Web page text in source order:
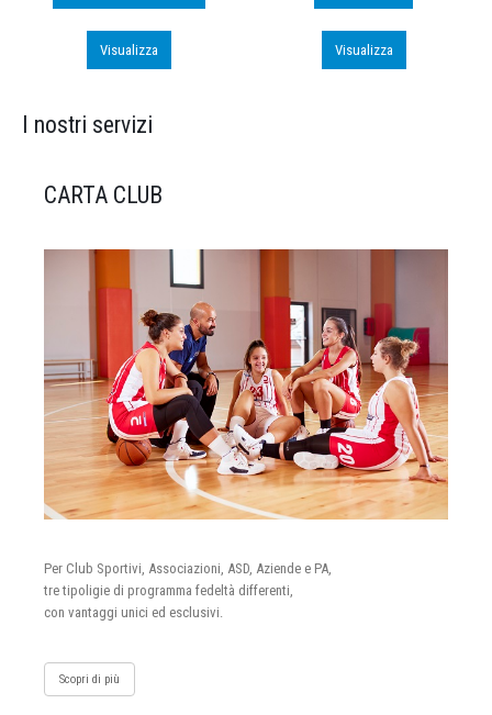
Visualizza Visualizza
I nostri servizi
CARTA CLUB
Per Club Sportivi, Associazioni, ASD, Aziende e PA,
tre tipoligie di programma fedeltà differenti,
con vantaggi unici ed esclusivi.
Scopri di più